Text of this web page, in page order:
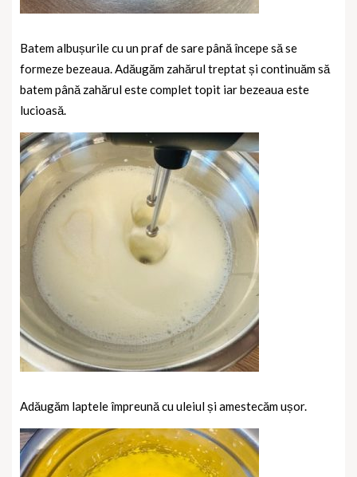
Batem albușurile cu un praf de sare până începe să se
formeze bezeaua. Adăugăm zahărul treptat și continuăm să
batem până zahărul este complet topit iar bezeaua este
lucioasă.
Adăugăm laptele împreună cu uleiul și amestecăm ușor.